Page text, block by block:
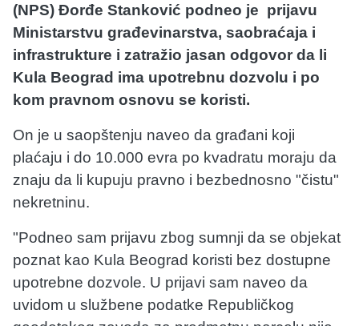
(NPS) Đorđe Stanković podneo je prijavu
Ministarstvu građevinarstva, saobraćaja i
infrastrukture i zatražio jasan odgovor da li
Kula Beograd ima upotrebnu dozvolu i po
kom pravnom osnovu se koristi.
On je u saopštenju naveo da građani koji
plaćaju i do 10.000 evra po kvadratu moraju da
znaju da li kupuju pravno i bezbednosno "čistu"
nekretninu.
"Podneo sam prijavu zbog sumnji da se objekat
poznat kao Kula Beograd koristi bez dostupne
upotrebne dozvole. U prijavi sam naveo da
uvidom u službene podatke Republičkog